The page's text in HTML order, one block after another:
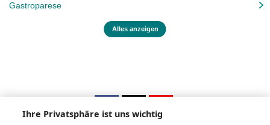
Gastroparese
Alles anzeigen
Ihre Privatsphäre ist uns wichtig